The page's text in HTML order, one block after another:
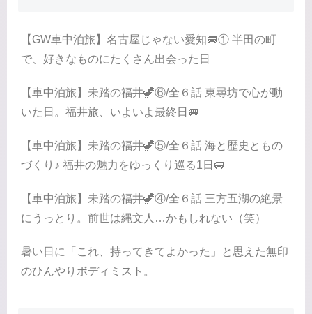
【GW車中泊旅】名古屋じゃない愛知🚐① 半田の町
で、好きなものにたくさん出会った日
【車中泊旅】未踏の福井🦖⑥/全６話 東尋坊で心が動
いた日。福井旅、いよいよ最終日🚐
【車中泊旅】未踏の福井🦖⑤/全６話 海と歴史ともの
づくり♪ 福井の魅力をゆっくり巡る1日🚐
【車中泊旅】未踏の福井🦖④/全６話 三方五湖の絶景
にうっとり。前世は縄文人…かもしれない（笑）
暑い日に「これ、持ってきてよかった」と思えた無印
のひんやりボディミスト。